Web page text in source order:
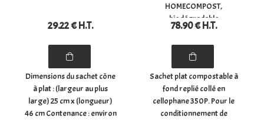
29.22€H.T.
Dimensions du sachet cône
à plat : (largeur au plus
large) 25 cm x (longueur)
46 cm Contenance : environ
HOMECOMPOST,
biodégradable
78.90€ H.T.
Sachet plat compostable à
fond replié collé en
cellophane 350P. Pour le
conditionnement de